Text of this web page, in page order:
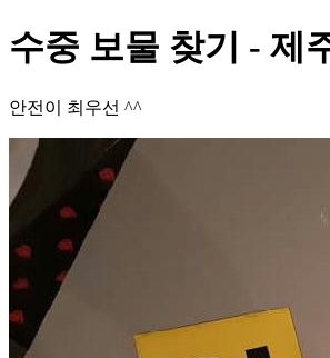
수중 보물 찾기 - 제
안전이 최우선 ^^